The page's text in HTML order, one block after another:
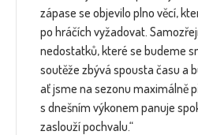
zápase se objevilo plno věcí,
po hráčích vyžadovat.
nedostatků, které se budeme
soutěže zbývá spousta času a
ať jsme na sezonu maximálně
s dnešním výkonem panuje
zaslouží pochvalu.“